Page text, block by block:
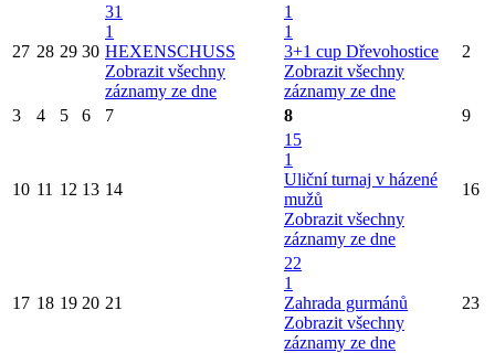
27 28 29 30
31
1
HEXENSCHUSS
Zobrazit všechny
záznamy ze dne
1
1
3+1 cup Dřevohostice
Zobrazit všechny
záznamy ze dne
2
3 4 5 6 7 8 9
10 11 12 13 14
15
1
Uliční turnaj v házené
mužů
Zobrazit všechny
záznamy ze dne
16
17 18 19 20 21
22
1
Zahrada gurmánů
Zobrazit všechny
záznamy ze dne
23